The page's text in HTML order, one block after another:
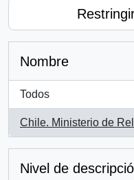
Nombre
Todos
Chile. Ministerio de
, 1 resultados
Nivel de